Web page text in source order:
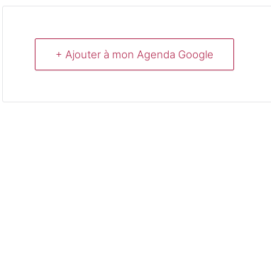
+ Ajouter à mon Agenda Google